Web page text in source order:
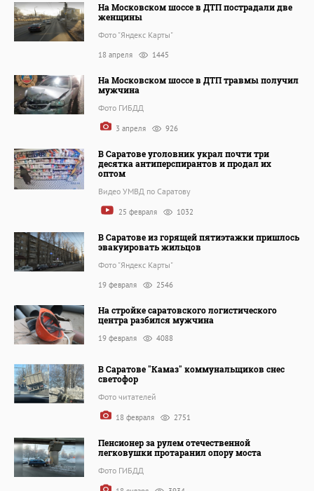
На Московском шоссе в ДТП пострадали две
женщины
Фото "Яндекс Карты"
18 апреля 1445
На Московском шоссе в ДТП травмы получил
мужчина
Фото ГИБДД
3 апреля 926
В Саратове уголовник украл почти три
десятка антиперспирантов и продал их
оптом
Видео УМВД по Саратову
25 февраля 1032
В Саратове из горящей пятиэтажки пришлось
эвакуировать жильцов
Фото "Яндекс Карты"
19 февраля 2546
На стройке саратовского логистического
центра разбился мужчина
19 февраля 4088
В Саратове "Камаз" коммунальщиков снес
светофор
Фото читателей
18 февраля 2751
Пенсионер за рулем отечественной
легковушки протаранил опору моста
Фото ГИБДД